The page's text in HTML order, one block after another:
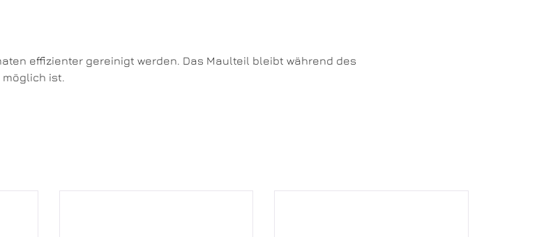
effizienter gereinigt werden. Das Maulteil bleibt während des
ist.